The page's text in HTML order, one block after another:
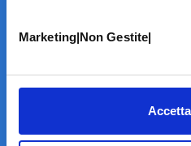
Marketing|Non Gestite|
Specialità
Home Page